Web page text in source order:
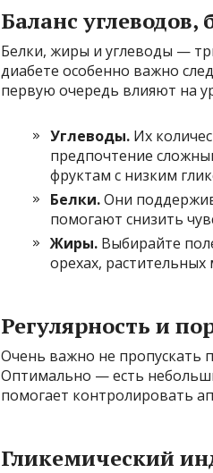
Баланс углеводов,
Белки, жиры и углеводы —
диабете особенно важно
первую очередь влияют на
Углеводы. Их
предпочтение
фруктам с низким
Белки.Они
помогают снизить
Жиры. Выбирайте
орехах, растительных
Регулярность и
Очень важно не пропускать
Оптимально — есть
помогает контролировать
Гликемический